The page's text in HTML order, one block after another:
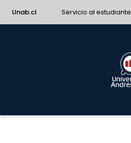
Unab.cl Servicio al estudiante